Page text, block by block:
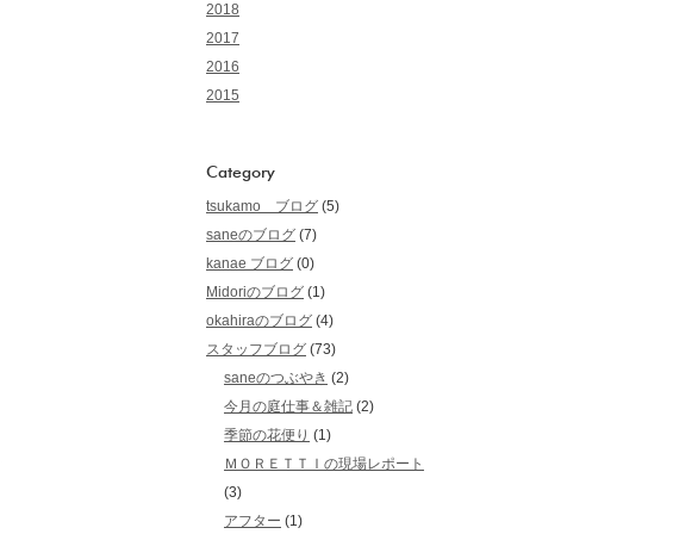
2018
2017
2016
2015
Category
tsukamo ブログ (5)
saneのブログ (7)
kanae ブログ (0)
Midoriのブログ (1)
okahiraのブログ (4)
スタッフブログ (73)
saneのつぶやき (2)
今月の庭仕事＆雑記 (2)
季節の花便り (1)
ＭＯＲＥＴＴＩの現場レポート
(3)
アフター (1)